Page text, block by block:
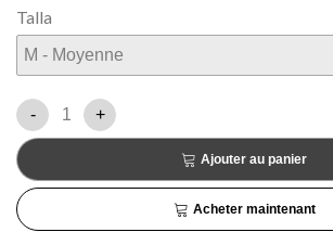
Talla
- +
Ajouter au panier
Acheter maintenant